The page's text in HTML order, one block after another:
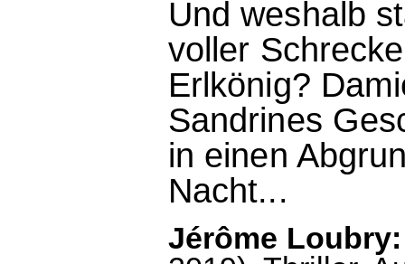
Und weshalb
voller
Erlkönig?
Sandrines
in einen
Nacht...
Jérôme